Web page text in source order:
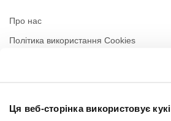
Ця веб-сторінка використовує кукі
Про нас
Політика використання Cookies